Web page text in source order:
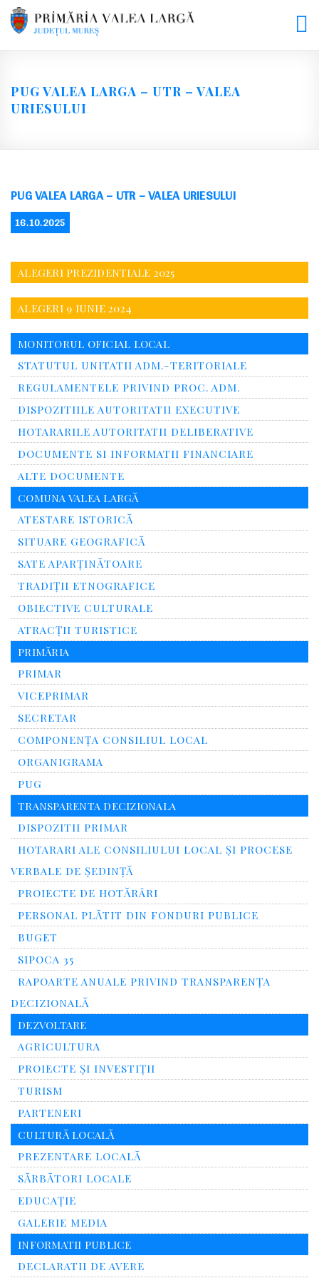
Skip
PUG VALEA LARGA – UTR – VALEA
URIESULUI
PUG VALEA LARGA – UTR – VALEA URIESULUI
POSTED
ON
16.10.2025
ALEGERI PREZIDENTIALE 2025
ALEGERI 9 IUNIE 2024
MONITORUL OFICIAL LOCAL
STATUTUL UNITATII ADM.-TERITORIALE
REGULAMENTELE PRIVIND PROC. ADM.
DISPOZITIILE AUTORITATII EXECUTIVE
HOTARARILE AUTORITATII DELIBERATIVE
DOCUMENTE SI INFORMATII FINANCIARE
ALTE DOCUMENTE
COMUNA VALEA LARGĂ
ATESTARE ISTORICĂ
SITUARE GEOGRAFICĂ
SATE APARȚINĂTOARE
TRADIȚII ETNOGRAFICE
OBIECTIVE CULTURALE
ATRACȚII TURISTICE
PRIMĂRIA
PRIMAR
VICEPRIMAR
SECRETAR
COMPONENȚA CONSILIUL LOCAL
ORGANIGRAMA
PUG
TRANSPARENTA DECIZIONALA
DISPOZITII PRIMAR
HOTARARI ALE CONSILIULUI LOCAL ȘI PROCESE
VERBALE DE ȘEDINȚĂ
PROIECTE DE HOTĂRÂRI
PERSONAL PLĂTIT DIN FONDURI PUBLICE
BUGET
SIPOCA 35
RAPOARTE ANUALE PRIVIND TRANSPARENŢA
DECIZIONALĂ
DEZVOLTARE
AGRICULTURA
PROIECTE ȘI INVESTIȚII
TURISM
PARTENERI
CULTURĂ LOCALĂ
PREZENTARE LOCALĂ
SĂRBĂTORI LOCALE
EDUCAȚIE
GALERIE MEDIA
INFORMATII PUBLICE
DECLARATII DE AVERE